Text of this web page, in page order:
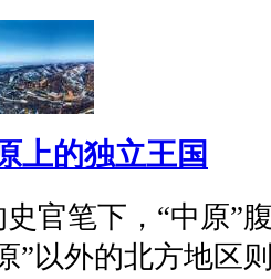
上的独立王国
官笔下，“中原”
”以外的北方地区